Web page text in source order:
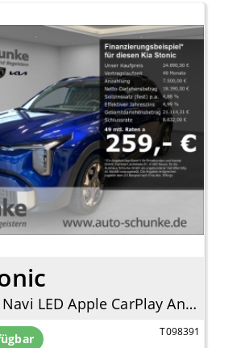
1.0 Vision Navi LED Apple CarPlay Android Auto Klimaautom DAB SHZ LenkradHZG Spurhalteass.
T098391